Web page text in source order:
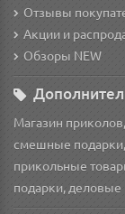
Отзывы
Акции и
Обзоры NEW
Магазин
смешные
прикольные
подарки,